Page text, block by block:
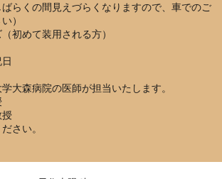
ばらくの間見えづらくなりますので、車でのご
）
初めて装用される方）
大森病院の医師が担当いたします。
さい。